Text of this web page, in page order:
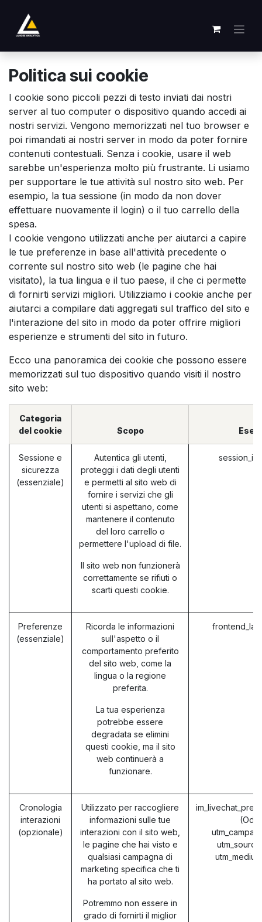
Politica sui cookie
I cookie sono piccoli pezzi di testo inviati dai nostri
server al tuo computer o dispositivo quando accedi ai
nostri servizi. Vengono memorizzati nel tuo browser e
poi rimandati ai nostri server in modo da poter fornire
contenuti contestuali. Senza i cookie, usare il web
sarebbe un'esperienza molto più frustrante. Li usiamo
per supportare le tue attività sul nostro sito web. Per
esempio, la tua sessione (in modo da non dover
effettuare nuovamente il login) o il tuo carrello della
spesa.
I cookie vengono utilizzati anche per aiutarci a capire
le tue preferenze in base all'attività precedente o
corrente sul nostro sito web (le pagine che hai
visitato), la tua lingua e il tuo paese, il che ci permette
di fornirti servizi migliori. Utilizziamo i cookie anche per
aiutarci a compilare dati aggregati sul traffico del sito e
l'interazione del sito in modo da poter offrire migliori
esperienze e strumenti del sito in futuro.
Ecco una panoramica dei cookie che possono essere
memorizzati sul tuo dispositivo quando visiti il nostro
sito web:
Categoria
del cookie
Scopo
Sessione e
sicurezza
(essenziale)
Autentica gli utenti,
proteggi i dati degli utenti
e permetti al sito web di
fornire i servizi che gli
utenti si aspettano, come
mantenere il contenuto
del loro carrello o
permettere l'upload di file.
Il sito web non funzionerà
correttamente se rifiuti o
scarti questi cookie.
Preferenze
(essenziale)
Ricorda le informazioni
sull'aspetto o il
comportamento preferito
del sito web, come la
lingua o la regione
preferita.
La tua esperienza
potrebbe essere
degradata se elimini
questi cookie, ma il sito
web continuerà a
funzionare.
Cronologia
interazioni
(opzionale)
Utilizzato per raccogliere
informazioni sulle tue
interazioni con il sito web,
le pagine che hai visto e
qualsiasi campagna di
marketing specifica che ti
ha portato al sito web.
Potremmo non essere in
grado di fornirti il miglior